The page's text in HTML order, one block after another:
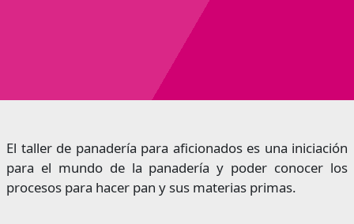
El taller de panadería para aficionados es una iniciación
para el mundo de la panadería y poder conocer los
procesos para hacer pan y sus materias primas.